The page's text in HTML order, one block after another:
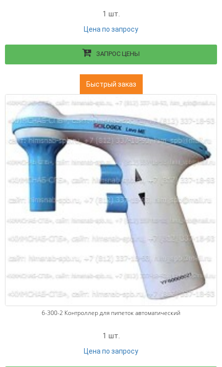
1 шт.
Цена по запросу
ЗАПРОС ЦЕНЫ
Быстрый заказ
6-300-2 Контроллер для пипеток автоматический
1 шт.
Цена по запросу